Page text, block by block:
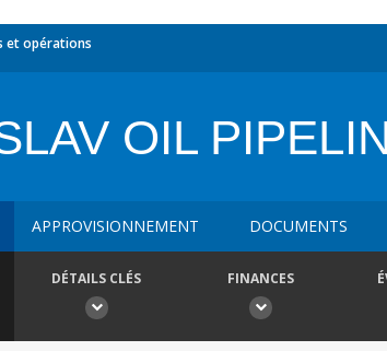
et opérations
OIL
APPROVISIONNEMENT DOCUMENTS
DÉTAILS CLÉS FINANCES